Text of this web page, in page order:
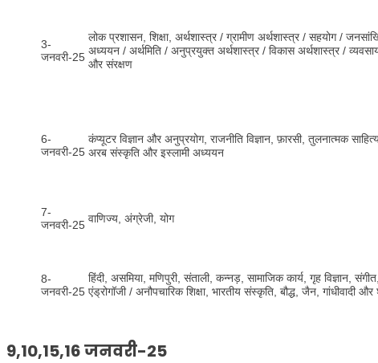
3-
जनवरी-25
लोक प्रशासन, शिक्षा, अर्थशास्त्र / ग्रामीण अर्थशास्त्र / सहयोग /
अध्ययन / अर्थमिति / अनुप्रयुक्त अर्थशास्त्र / विकास अर्थशास्त्र /
और संरक्षण
6-
जनवरी-25
कंप्यूटर विज्ञान और अनुप्रयोग, राजनीति विज्ञान, फ़ारसी, तुलनात्मक
अरब संस्कृति और इस्लामी अध्ययन
7-
जनवरी-25 वाणिज्य, अंग्रेजी, योग
8-
जनवरी-25
हिंदी, असमिया, मणिपुरी, संताली, कन्नड़, सामाजिक कार्य, गृह विज्ञान,
एंड्रोगॉजी / अनौपचारिक शिक्षा, भारतीय संस्कृति, बौद्ध, जैन, गांधीवादी
9,10,15,16 जनवरी-25